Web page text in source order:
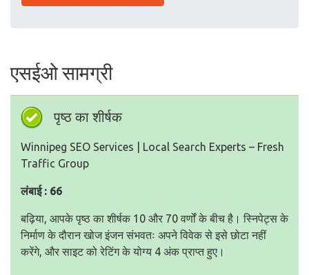
एसईओ सामग्री
पृष्ठ का शीर्षक
Winnipeg SEO Services | Local Search Experts – Fresh
Traffic Group
लंबाई : 66
बढ़िया, आपके पृष्ठ का शीर्षक 10 और 70 वर्णों के बीच है। स्निपेट्स के
निर्माण के दौरान खोज इंजन संभवतः अपने विवेक से इसे छोटा नहीं
करेंगे, और साइट को रेटिंग के योग्य 4 अंक प्राप्त हुए।